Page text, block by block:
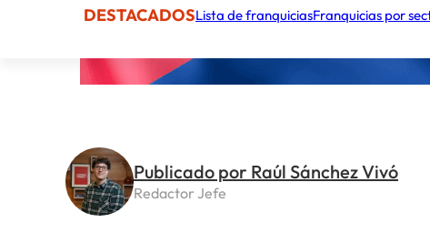
DESTACADOSLista de franquiciasFranquicias por
Publicado por Raúl Sánchez Vivó
Redactor Jefe